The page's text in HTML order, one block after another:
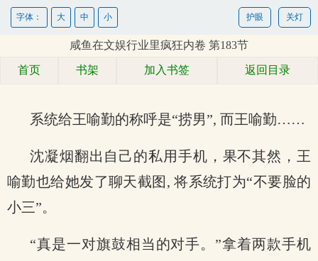
关灯
护眼
字体： 大 中 小
咸鱼在文娱行业里疯狂内卷 第183节
首页 书架 加入书签 返回目录
系统给王喻勤的称呼是“捞男”, 而王喻勤……
沈凝烟翻出自己的私用手机，果不其然，王
喻勤也给她发了聊天截图, 将系统打为“不要脸的
小三”。
“真是一对旗鼓相当的对手。”拿着两款手机